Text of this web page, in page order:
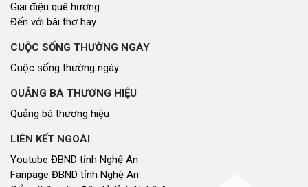
Giai điệu quê hương
Đến với bài thơ hay
CUỘC SỐNG THƯỜNG NGÀY
Cuộc sống thường ngày
QUẢNG BÁ THƯƠNG HIỆU
Quảng bá thương hiệu
LIÊN KẾT NGOÀI
Youtube ĐBND tỉnh Nghệ An
Fanpage ĐBND tỉnh Nghệ An